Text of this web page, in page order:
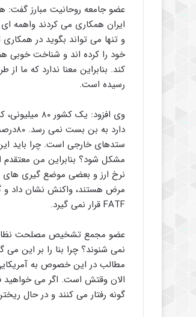
عضو جامعه روحانیت مبارز گفت:
و تنها می تواند بگوید در
خود را کرده اند و شناخت خوبی
کند. بنابراین معنا ندارد که ما
رسیده است.
دارد
مشکل شود؟ بنابراین من معتقدم
نرخ ارز و بعضی موضع گیری های
مرض هستند، واکنش نشان داد و
FATF قرار نمی گیرد.
عضو مجمع تشخیص مصلحت نظام
نمی شنوند؟ چرا بنا را بر این
مطالب در این خصوص به
الان وقتش است. اگر می خواهید
گونه رفتار می کنند و در حال